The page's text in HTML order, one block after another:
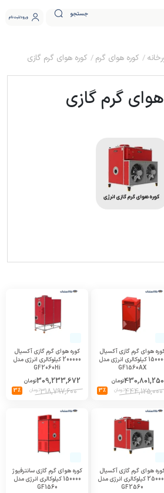
جستجو ورود ثبت نام
کوره هوای گرم کوره هوای گرم گازی
گرم گازی
هوای گرم گازی آکسیال
150000 کیلوکالری انرژی مدل
GF1560AX
430,801,250تومان
444,125,000تومان 3%
کوره هوای گرم گازی آکسیال
200000 کیلوکالری انرژی مدل
GF2060Hi
309,233,672تومان
318,797,600تومان 3%
هوای گرم گازی آکسیال
250000 کیلوکالری انرژی مدل
GF2560
کوره هوای گرم گازی سانترفیوژ
150000 کیلوکالری انرژی مدل
GF1560